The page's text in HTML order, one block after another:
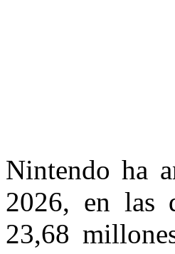
Nintendo ha
2026, en las
23,68